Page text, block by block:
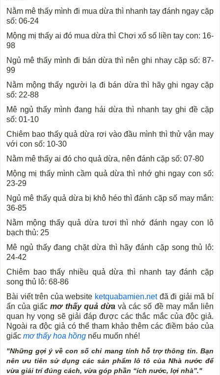
Nằm mê thấy mình đi mua dừa thì nhanh tay đánh ngay cặp
số: 06-24
Mộng mị thấy ai đó mua dừa thì Chơi xổ số liền tay con: 16-
98
Ngủ mê thấy mình đi bán dừa thì nên ghi nhay cặp số: 87-
99
Nằm mộng thấy người lạ đi bán dừa thì hãy ghi ngay cặp
số: 22-88
Mê ngủ thấy mình đang hái dừa thì nhanh tay ghi đề cặp
số: 01-10
Chiêm bao thấy quả dừa rơi vào đầu mình thì thử vận may
với con số: 10-30
Nằm mê thấy ai đó cho quả dừa, nên đánh cặp số: 07-80
Mộng mị thấy mình cầm quả dừa thì nhớ ghi ngay con số:
23-29
Ngủ mê thấy quả dừa bị khô héo thì đánh cặp số may mắn:
36-85
Nằm mộng thấy quả dừa tươi thì nhớ đánh ngay con lô
bạch thủ: 25
Mê ngủ thấy đang chặt dừa thì hãy đánh cặp song thủ lô:
24-42
Chiêm bao thấy nhiều quả dừa thì nhanh tay đánh cặp
song thủ lô: 68-86
Bài viết trên của website ketquabamien.netđã đi giải mã bí
ẩn của giấcmơ thấy quả dừavà các số đề may mắn liên
quan hy vọng sẽ giải đáp được các thắc mắc của độc giả.
Ngoài ra độc giả có thể tham khảo thêm các điềm báo của
giấc mơ thấy hoa hồng nếu muốn nhé!
"Những gợi ý về con số chỉ mang tính hỗ trợ thông tin. Bạn
nên ưu tiên sử dụng các sản phẩm lô tô của Nhà nước để
vừa giải trí đúng cách, vừa góp phần “ích nước, lợi nhà”."